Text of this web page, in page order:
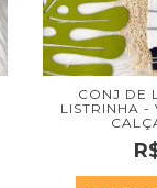
CONJ DE
LISTRINHA -